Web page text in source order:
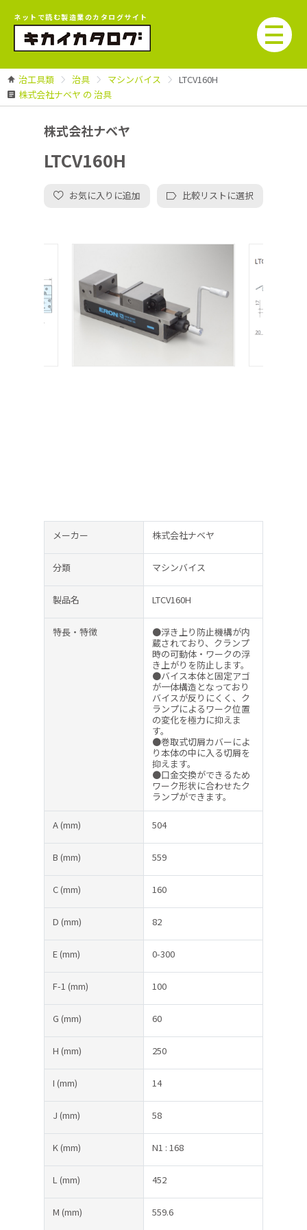
ネットで読む製造業のカタログサイト
治工具類 治具 マシンバイス
LTCV160H
株式会社ナベヤ の 治具
株式会社ナベヤ
LTCV160H
お気に入りに追加 比較リストに選択
メーカー 株式会社ナベヤ
分類 マシンバイス
製品名 LTCV160H
特長・特徴
●浮き上り防止機構が内
蔵されており、クランプ
時の可動体・ワークの浮
き上がりを防止します。
●バイス本体と固定アゴ
が一体構造となっており
バイスが反りにくく、ク
ランプによるワーク位置
の変化を極力に抑えま
す。
●巻取式切屑カバーによ
り本体の中に入る切屑を
抑えます。
●口金交換ができるため
ワーク形状に合わせたク
ランプができます。
A(mm) 504
B (mm) 559
C(mm) 160
D (mm) 82
E(mm) 0-300
F-1 (mm) 100
G (mm) 60
H (mm) 250
I (mm) 14
J (mm) 58
K (mm) N1 : 168
L (mm) 452
M (mm) 559.6